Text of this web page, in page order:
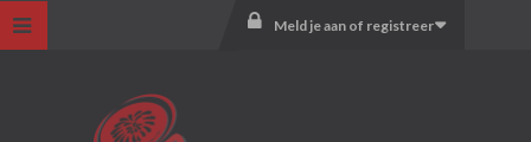
Meld je aan of registreer